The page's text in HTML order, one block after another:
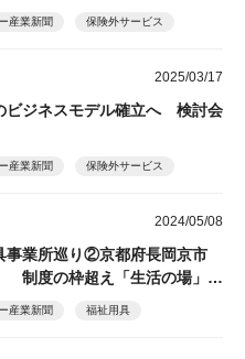
産業新聞 保険外サービス
2025/03/17
ジネスモデル確立へ 検討会
産業新聞 保険外サービス
2024/05/08
事業所巡り②京都府長岡京市
制度の枠超え「生活の場」を
産業新聞 福祉用具